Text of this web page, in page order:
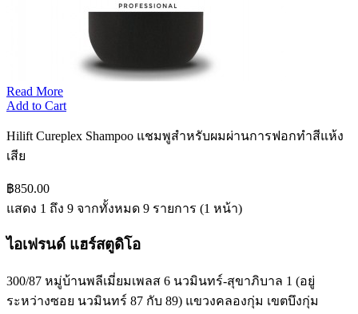
Read More
Add to Cart
Hilift Cureplex Shampoo แชมพูสำหรับผมผ่านการฟอกทำสีแห้ง
เสีย
฿850.00
แสดง 1 ถึง 9 จากทั้งหมด 9 รายการ (1 หน้า)
ไอเฟรนด์ แฮร์สตูดิโอ
300/87 หมู่บ้านพลีเมี่ยมเพลส 6 นวมินทร์-สุขาภิบาล 1 (อยู่
ระหว่างซอย นวมินทร์ 87 กับ 89) แขวงคลองกุ่ม เขตบึงกุ่ม